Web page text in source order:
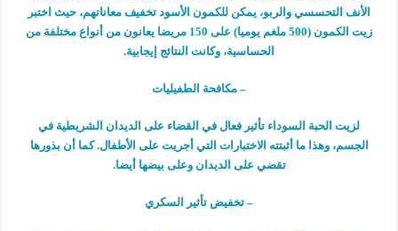
الأنف التحسسي والربو، يمكن للكمون الأسود تخفيف معاناتهم، حيث اختبر
زيت الكمون (500 ملغم يوميا) على 150 مريضا يعانون من أنواع مختلفة من
الحساسية، وكانت النتائج إيجابية.
– مكافحة الطفيليات
لزيت الحبة السوداء تأثير فعال في القضاء على الديدان الشريطية في
الجسم، وهذا ما أثبتته الاختبارات التي أجريت على الأطفال. كما أن بذورها
تقضي على الديدان وعلى بيضها أيضا.
– تخفيض تأثير السكري